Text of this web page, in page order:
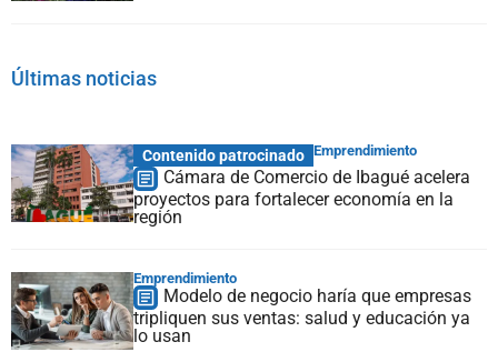
Últimas noticias
Contenido patrocinado Emprendimiento
Cámara de Comercio de Ibagué acelera
proyectos para fortalecer economía en la
región
Emprendimiento
Modelo de negocio haría que empresas
tripliquen sus ventas: salud y educación ya
lo usan